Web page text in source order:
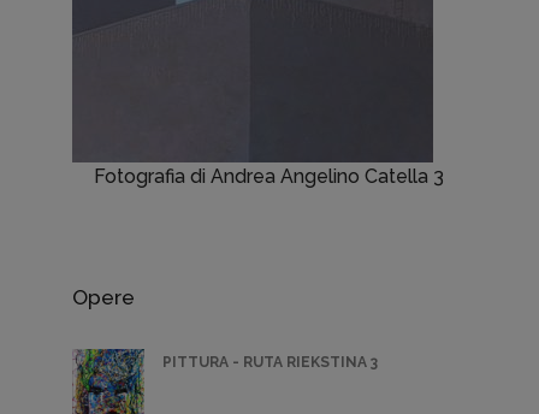
Fotografia di Andrea Angelino Catella 3
Opere
PITTURA - RUTA RIEKSTINA 3